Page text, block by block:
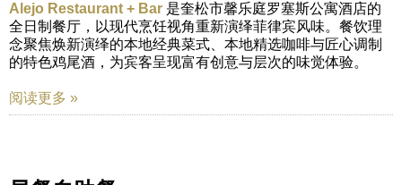
Alejo Restaurant + Bar 是奎松市馨乐庭罗塞斯公寓酒店的
全日制餐厅，以现代烹饪视角重新演绎菲律宾风味。餐饮理
念聚焦焕新演绎的本地经典菜式、本地精选咖啡与匠心调制
的特色鸡尾酒，为宾客呈现富有创意与层次的味觉体验。
阅读更多 »